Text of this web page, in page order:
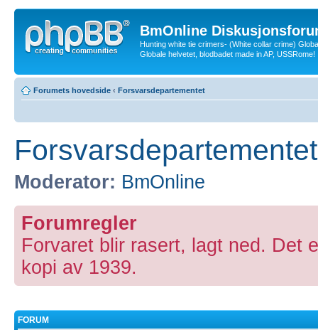
BmOnline
Hunting white tie crimers- (White collar crime)
Globale helvetet, blodbadet made in AP, USSRome!
Forumets hovedside ‹ Forsvarsdepartementet
Forsvarsdepartementet
Moderator: BmOnline
Forumregler
Forvaret blir rasert, lagt ned. Det
kopi av 1939.
FORUM